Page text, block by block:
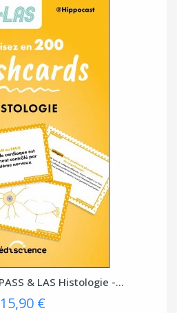
& LAS Histologie -...
15,90 €